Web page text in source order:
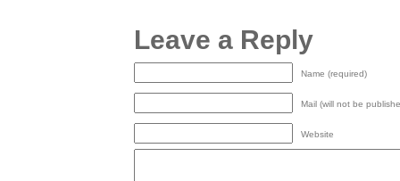
Leave a Reply
Name (required)
Mail (will not be
Website